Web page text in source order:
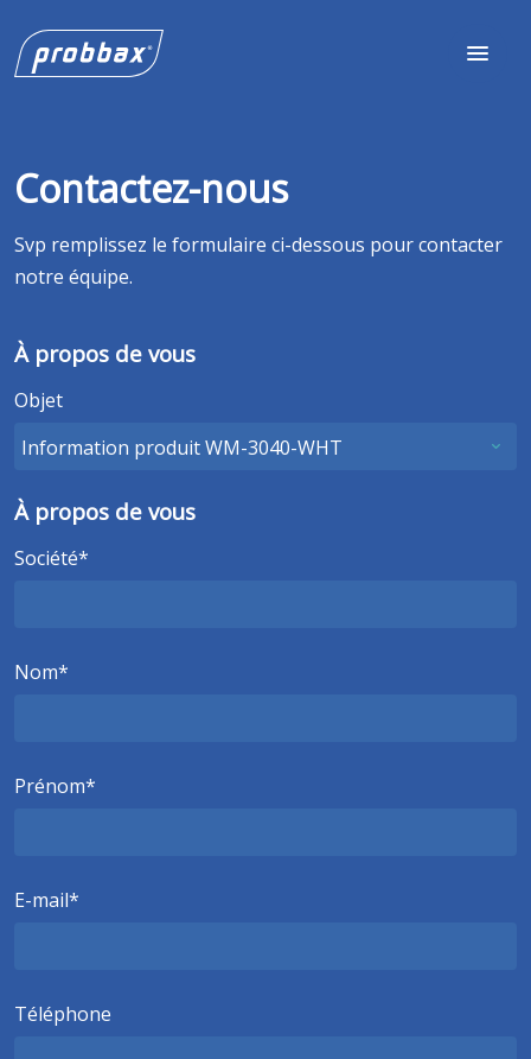
Contactez-nous
Svp remplissez le formulaire ci-dessous pour contacter
notre équipe.
À propos de vous
Objet
À propos de vous
Société
Nom
Prénom
E-mail
Téléphone